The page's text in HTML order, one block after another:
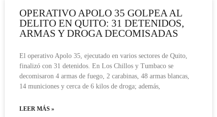
OPERATIVO APOLO 35 GOLPEA AL
DELITO EN QUITO: 31 DETENIDOS,
ARMAS Y DROGA DECOMISADAS
El operativo Apolo 35, ejecutado en varios sectores de Quito,
finalizó con 31 detenidos. En Los Chillos y Tumbaco se
decomisaron 4 armas de fuego, 2 carabinas, 48 armas blancas,
14 municiones y cerca de 6 kilos de droga; además,
LEER MÁS »